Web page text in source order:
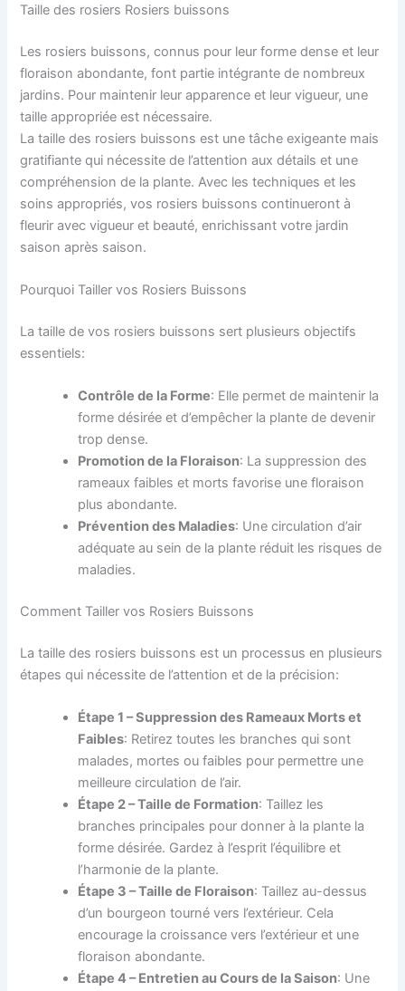
Taille des rosiers Rosiers buissons
Les rosiers buissons, connus pour leur forme dense et leur
floraison abondante, font partie intégrante de nombreux
jardins. Pour maintenir leur apparence et leur vigueur, une
taille appropriée est nécessaire.
La taille des rosiers buissons est une tâche exigeante mais
gratifiante qui nécessite de l’attention aux détails et une
compréhension de la plante. Avec les techniques et les
soins appropriés, vos rosiers buissons continueront à
fleurir avec vigueur et beauté, enrichissant votre jardin
saison après saison.
Pourquoi Tailler vos Rosiers Buissons
La taille de vos rosiers buissons sert plusieurs objectifs
essentiels:
Contrôle de la Forme: Elle permet de maintenir la
forme désirée et d’empêcher la plante de devenir
trop dense.
Promotion de la Floraison: La suppression des
rameaux faibles et morts favorise une floraison
plus abondante.
Prévention des Maladies: Une circulation d’air
adéquate au sein de la plante réduit les risques de
maladies.
Comment Tailler vos Rosiers Buissons
La taille des rosiers buissons est un processus en plusieurs
étapes qui nécessite de l’attention et de la précision:
Étape 1 – Suppression des Rameaux Morts et
Faibles: Retirez toutes les branches qui sont
malades, mortes ou faibles pour permettre une
meilleure circulation de l’air.
Étape 2 – Taille de Formation: Taillez les
branches principales pour donner à la plante la
forme désirée. Gardez à l’esprit l’équilibre et
l’harmonie de la plante.
Étape 3 – Taille de Floraison: Taillez au-dessus
d’un bourgeon tourné vers l’extérieur. Cela
encourage la croissance vers l’extérieur et une
floraison abondante.
Étape 4 – Entretien au Cours de la Saison: Une